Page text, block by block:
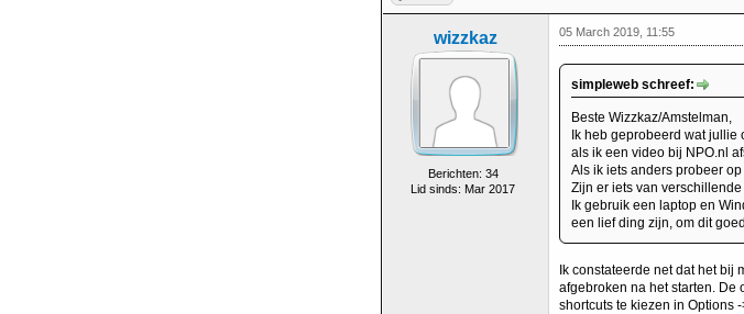
wizzkaz
Berichten: 34
Lid sinds: Mar 2017
05 March 2019, 11:55
simpleweb schreef:
Beste Wizzkaz/Amstelman,
Ik heb geprobeerd wat
als ik een video bij NPO.nl
Als ik iets anders probeer
Zijn er iets van
Ik gebruik een laptop en
een lief ding zijn, om dit
Ik constateerde net dat het
afgebroken na het starten. De
shortcuts te kiezen in Options